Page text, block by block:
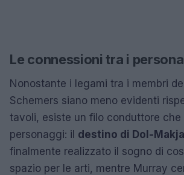
Le connessioni tra i
Nonostante i legami tra i membri
Schemers siano meno evidenti
tavoli, esiste un filo conduttore che
personaggi: il destino di Dol-
finalmente realizzato il sogno di
spazio per le arti, mentre Murray